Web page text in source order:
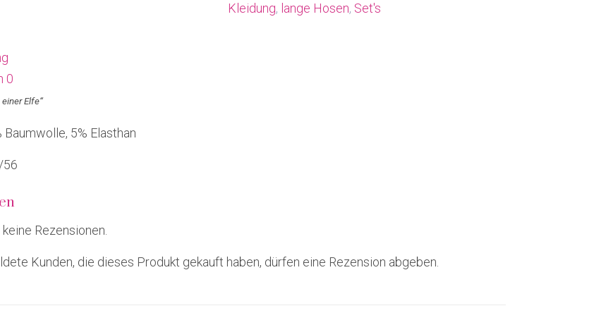
Kleidung, lange Hosen, Set's
0
Elfe“
Baumwolle, 5% Elasthan
56
Rezensionen.
Kunden, die dieses Produkt gekauft haben, dürfen eine Rezension abgeben.